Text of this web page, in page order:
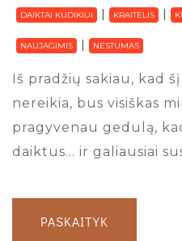
DAIKTAI KUDIKIUI KRAITELIS
NAUJAGIMIS NESTUMAS
Iš pradžių sakiau, kad
nereikia, bus visiškas
pragyvenau gedulą,
daiktus… ir galiausiai
PASKAITYK